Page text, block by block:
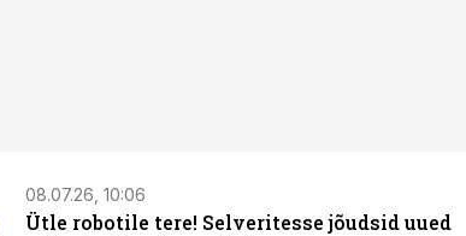
08.07.26, 10:06
Ütle robotile tere! Selveritesse jõudsid uued